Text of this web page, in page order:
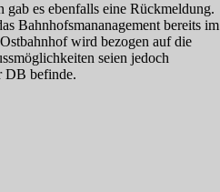
es ebenfalls eine Rückmeldung.
Bahnhofsmananagement bereits im
wird bezogen auf die
seien jedoch
DB befinde.